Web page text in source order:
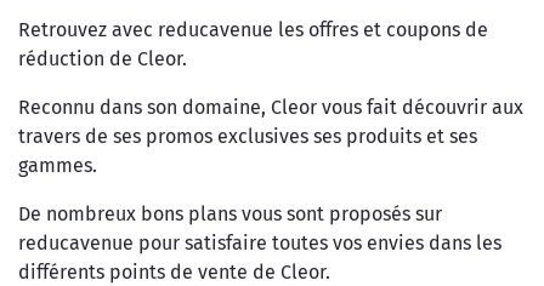
Retrouvez avec reducavenue les offres et coupons de
réduction de Cleor.
Reconnu dans son domaine, Cleor vous fait découvrir aux
travers de ses promos exclusives ses produits et ses
gammes.
De nombreux bons plans vous sont proposés sur
reducavenue pour satisfaire toutes vos envies dans les
différents points de vente de Cleor.